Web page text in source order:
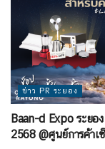
ข่าว PR ระยอง
Baan-d Expo ระย
2568 @ศูนย์การค้าเ